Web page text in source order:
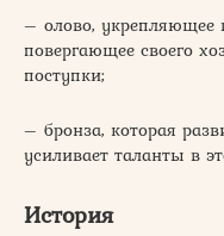
– олово, укрепляющее
повергающее своего
поступки;
– бронза, которая
усиливает таланты в
История